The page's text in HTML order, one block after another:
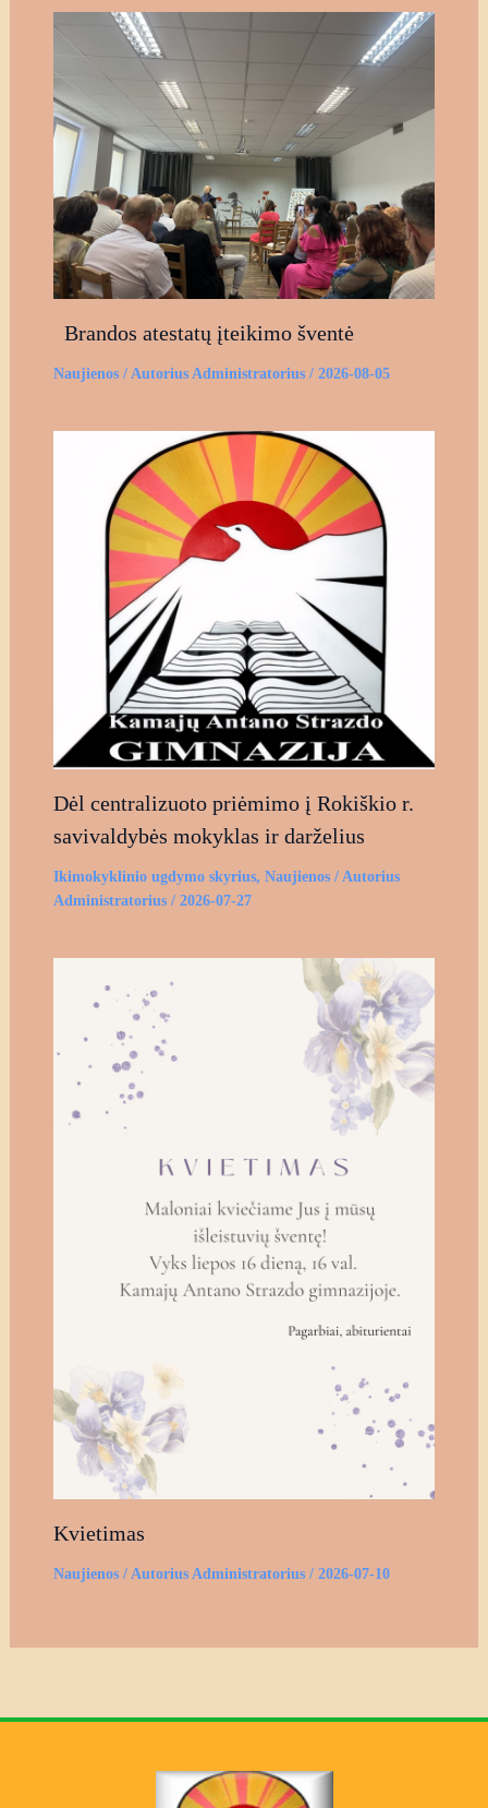
Brandos atestatų įteikimo šventė
Naujienos/ Autorius Administratorius / 2026-08-05
Dėl centralizuoto priėmimo į Rokiškio r.
savivaldybės mokyklas ir darželius
Ikimokyklinio ugdymo skyrius, Naujienos/ Autorius
Administratorius / 2026-07-27
Kvietimas
Naujienos/ Autorius Administratorius / 2026-07-10